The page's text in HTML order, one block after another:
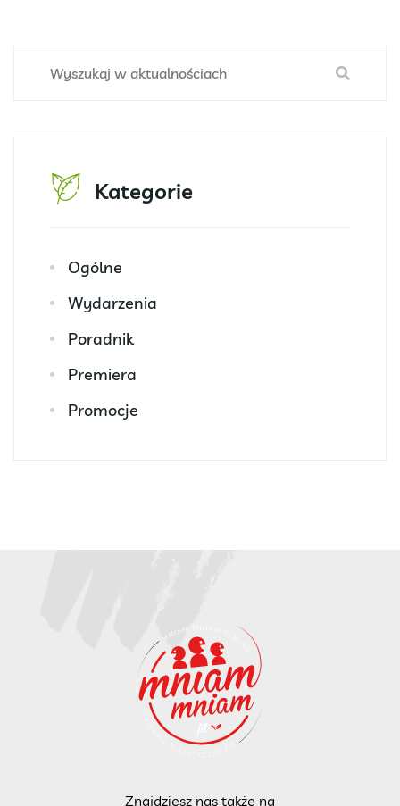
Kategorie
Ogólne
Wydarzenia
Poradnik
Premiera
Promocje
Znajdziesz nas także na